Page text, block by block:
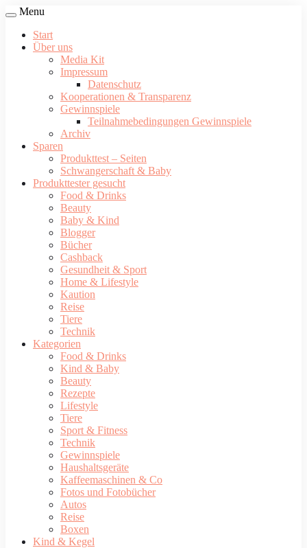
Menu
Start
Über uns
Media Kit
Impressum
Datenschutz
Kooperationen & Transparenz
Gewinnspiele
Teilnahmebedingungen Gewinnspiele
Archiv
Sparen
Produkttest – Seiten
Schwangerschaft & Baby
Produkttester gesucht
Food & Drinks
Beauty
Baby & Kind
Blogger
Bücher
Cashback
Gesundheit & Sport
Home & Lifestyle
Kaution
Reise
Tiere
Technik
Kategorien
Food & Drinks
Kind & Baby
Beauty
Rezepte
Lifestyle
Tiere
Sport & Fitness
Technik
Gewinnspiele
Haushaltsgeräte
Kaffeemaschinen & Co
Fotos und Fotobücher
Autos
Reise
Boxen
Kind & Kegel